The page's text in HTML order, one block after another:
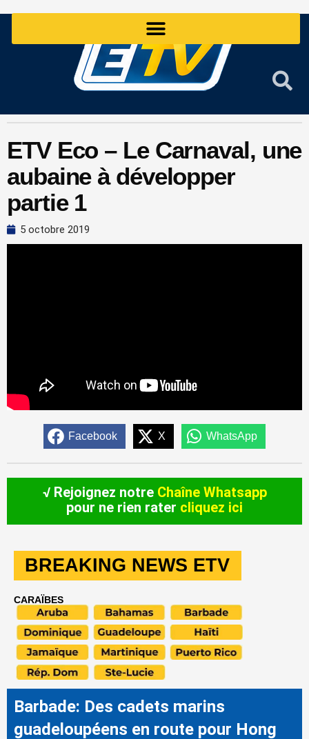
ETV Eco – Le Carnaval, une
aubaine à développer
partie 1
5 octobre 2019
Facebook X WhatsApp
√ Rejoignez notre Chaîne Whatsapp
pour ne rien rater cliquez ici
BREAKING NEWS ETV
CARAÏBES
Barbade: Des cadets marins
guadeloupéens en route pour Hong